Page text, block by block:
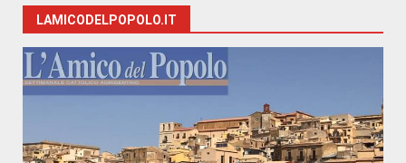
LAMICODELPOPOLO.IT